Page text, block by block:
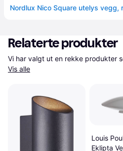
Nordlux Nico Square utelys vegg,
Relaterte produkter
Vis alle
Louis
Eklipta